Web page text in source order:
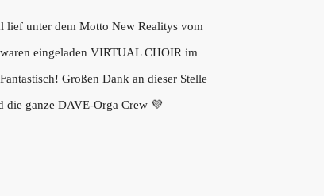
lief unter dem Motto New Realitys vom
eingeladen VIRTUAL CHOIR im
Großen Dank an dieser Stelle
die ganze DAVE-Orga Crew 💜